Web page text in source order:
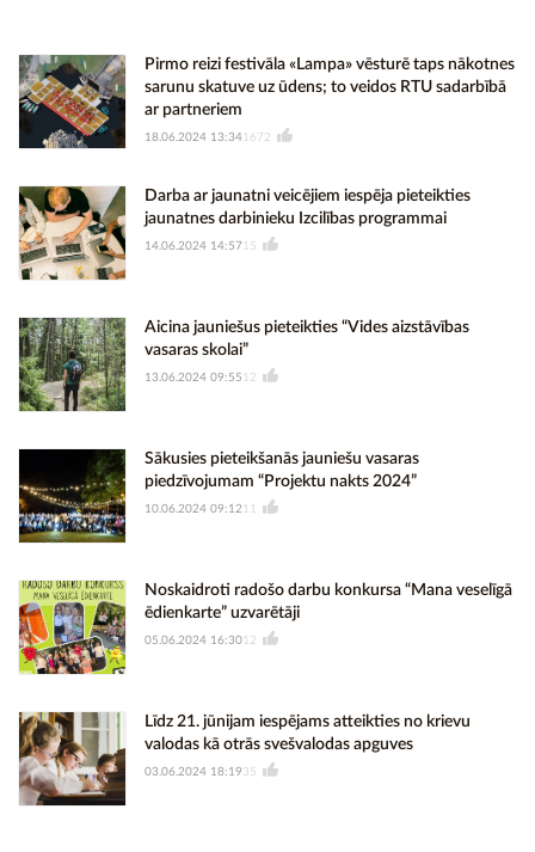
Pirmo reizi festivāla «Lampa» vēsturē taps nākotnes
sarunu skatuve uz ūdens; to veidos RTU sadarbībā
ar partneriem
18.06.2024 13:341672
Darba ar jaunatni veicējiem iespēja pieteikties
jaunatnes darbinieku Izcilības programmai
14.06.2024 14:5715
Aicina jauniešus pieteikties “Vides aizstāvības
vasaras skolai”
13.06.2024 09:55 12
Sākusies pieteikšanās jauniešu vasaras
piedzīvojumam “Projektu nakts 2024”
10.06.2024 09:12 11
Noskaidroti radošo darbu konkursa “Mana veselīgā
ēdienkarte” uzvarētāji
05.06.2024 16:3012
Līdz 21. jūnijam iespējams atteikties no krievu
valodas kā otrās svešvalodas apguves
03.06.2024 18:19 35